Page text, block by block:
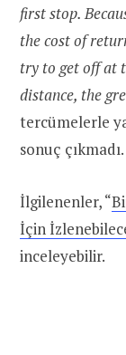
first stop.
the cost of
try to get off at
distance, the
tercümelerle
sonuç çıkmadı.
İlgilenenler, “
İçin
inceleyebilir.